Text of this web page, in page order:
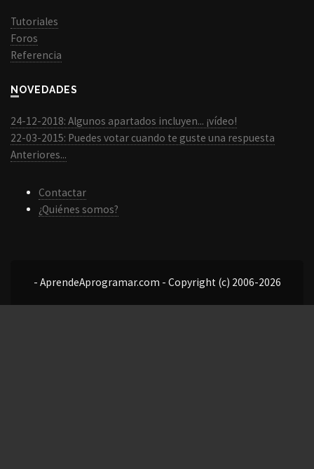
Tutoriales
Foros
Referencia
NOVEDADES
24-12-2018: Algunos apartados incluyen... ¡vídeo!
22-03-2015: Puedes votar cuando te guste una respuesta
Anteriores...
Contactar
¿Quiénes somos?
- AprendeAprogramar.com - Copyright (c) 2006-2026